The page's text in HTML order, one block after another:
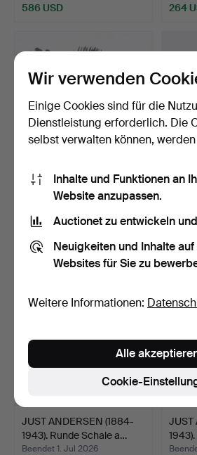
586 USD
264
KAY BOJESEN. Set mit 47
Besteckteilen aus …
31 Gebote
480 USD
JENS
341
JUST ANDERSEN (1884-
1943). Runde Schale a…
Beendet 1. Jul 2026
JUST
Wir verwenden
Einige Cookies sind für die
Dienstleistung erforderlich. Die
selbst verwalten können,
Inhalte und Funktionen an
Website anzupassen.
Auctionet zu entwickeln
Neuigkeiten und Inhalte
Websites für Sie zu
Weitere Informationen:
Cookie-
Alle